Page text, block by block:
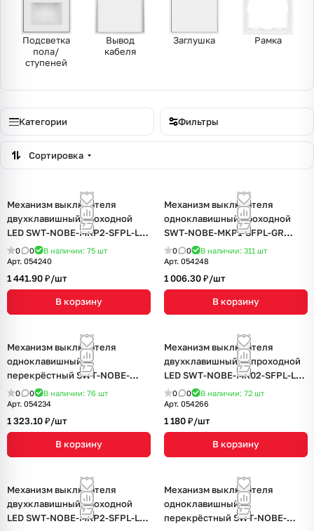
Подсветка
пола/
ступеней
Вывод
кабеля
Заглушка Рамка
Категории Фильтры
Сортировка
Механизм выключателя
двухклавишный проходной
LED SWT-NOBE-MKP2-SFPL-L-
WH (230V, 10A) (Arlight, Белый
кварц)
0 0 В наличии: 75 шт
Арт. 054240
1 441.90 ₽/шт
В корзину
Механизм выключателя
одноклавишный проходной
SWT-NOBE-MKP1-SFPL-GR
(230V, 10A) (Arlight, Серый
базальт)
0 0 В наличии: 311 шт
Арт. 054248
1 006.30 ₽/шт
В корзину
Механизм выключателя
одноклавишный
перекрёстный SWT-NOBE-
MKX1-SFPL-WH (230V, 10A)
(Arlight, Белый кварц)
0 0 В наличии: 76 шт
Арт. 054234
1 323.10 ₽/шт
В корзину
Механизм выключателя
двухклавишный непроходной
LED SWT-NOBE-MK02-SFPL-L-
GR (230V, 10A) (Arlight, Серый
базальт)
0 0 В наличии: 72 шт
Арт. 054266
1 180 ₽/шт
В корзину
Механизм выключателя
двухклавишный проходной
LED SWT-NOBE-MKP2-SFPL-L-
Механизм выключателя
одноклавишный
перекрёстный SWT-NOBE-